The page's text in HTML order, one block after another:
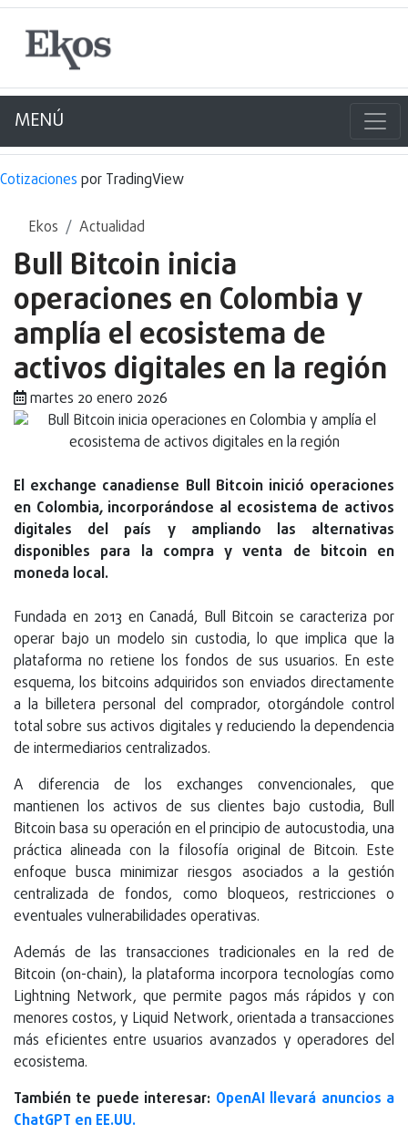
MENÚ
Cotizaciones por TradingView
Ekos Actualidad
Bull Bitcoin inicia
operaciones en Colombia y
amplía el ecosistema de
activos digitales en la región
martes 20 enero 2026
El exchange canadiense Bull Bitcoin inició operaciones
en Colombia, incorporándose al ecosistema de activos
digitales del país y ampliando las alternativas
disponibles para la compra y venta de bitcoin en
moneda local.
Fundada en 2013 en Canadá, Bull Bitcoin se caracteriza por
operar bajo un modelo sin custodia, lo que implica que la
plataforma no retiene los fondos de sus usuarios. En este
esquema, los bitcoins adquiridos son enviados directamente
a la billetera personal del comprador, otorgándole control
total sobre sus activos digitales y reduciendo la dependencia
de intermediarios centralizados.
A diferencia de los exchanges convencionales, que
mantienen los activos de sus clientes bajo custodia, Bull
Bitcoin basa su operación en el principio de autocustodia, una
práctica alineada con la filosofía original de Bitcoin. Este
enfoque busca minimizar riesgos asociados a la gestión
centralizada de fondos, como bloqueos, restricciones o
eventuales vulnerabilidades operativas.
Además de las transacciones tradicionales en la red de
Bitcoin (on-chain), la plataforma incorpora tecnologías como
Lightning Network, que permite pagos más rápidos y con
menores costos, y Liquid Network, orientada a transacciones
más eficientes entre usuarios avanzados y operadores del
ecosistema.
También te puede interesar: OpenAI llevará anuncios a
ChatGPT en EE.UU.